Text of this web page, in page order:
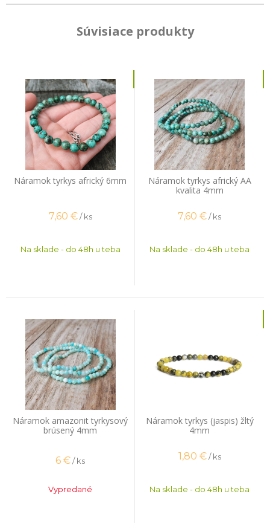
Súvisiace produkty
Náramok tyrkys africký 6mm
7,60 € / ks
Na sklade - do 48h u teba
Náramok tyrkys africký AA
kvalita 4mm
7,60 €/ ks
Na sklade - do 48h u teba
Náramok amazonit tyrkysový
brúsený 4mm
6 €/ ks
Vypredané
Náramok tyrkys (jaspis) žltý
4mm
1,80 € / ks
Na sklade - do 48h u teba